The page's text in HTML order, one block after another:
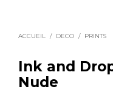
ACCUEIL / DECO / PRINTS
Ink and
Nude